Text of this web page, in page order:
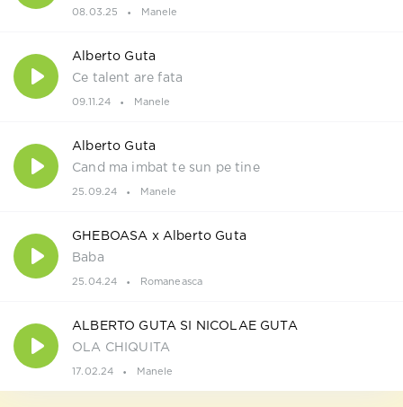
08.03.25 Manele
Alberto Guta
Ce talent are fata
09.11.24 Manele
Alberto Guta
Cand ma imbat te sun pe tine
25.09.24 Manele
GHEBOASA x Alberto Guta
Baba
25.04.24 Romaneasca
ALBERTO GUTA SI NICOLAE GUTA
OLA CHIQUITA
17.02.24 Manele